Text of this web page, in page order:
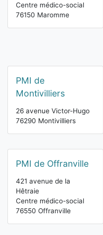
Centre médico-social
76150 Maromme
PMI de
Montivilliers
26 avenue Victor-Hugo
76290 Montivilliers
PMI de Offranville
421 avenue de la
Hêtraie
Centre médico-social
76550 Offranville